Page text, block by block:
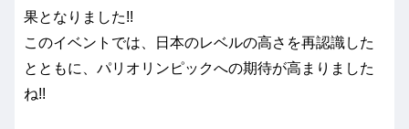
果となりました!!
このイベントでは、日本のレベルの高さを再認識した
とともに、パリオリンピックへの期待が高まりました
ね!!